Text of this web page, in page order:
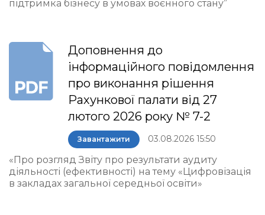
підтримка бізнесу в умовах воєнного стану”
Доповнення до
інформаційного повідомлення
про виконання рішення
Рахункової палати від 27
лютого 2026 року № 7-2
Завантажити 03.08.2026 15:50
«Про розгляд Звіту про результати аудиту
діяльності (ефективності) на тему «Цифровізація
в закладах загальної середньої освіти»